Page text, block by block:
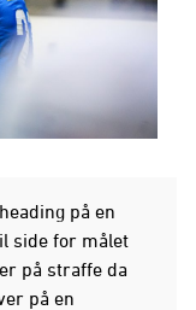
på en
side for målet
på straffe da
på en